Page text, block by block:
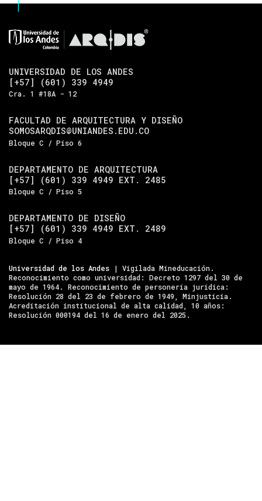
UNIVERSIDAD DE LOS ANDES
[+57] (601) 339 4949
Cra. 1 #18A - 12
FACULTAD DE ARQUITECTURA Y DISEÑO
SOMOSARQDIS@UNIANDES.EDU.CO
Bloque C / Piso 6
DEPARTAMENTO DE ARQUITECTURA
[+57] (601) 339 4949 EXT. 2485
Bloque C / Piso 5
DEPARTAMENTO DE DISEÑO
[+57] (601) 339 4949 EXT. 2489
Bloque C / Piso 4
Universidad de los Andes | Vigilada Mineducación.
Reconocimiento como universidad: Decreto 1297 del 30 de
mayo de 1964. Reconocimiento de personería jurídica:
Resolución 28 del 23 de febrero de 1949, Minjusticia.
Acreditación institucional de alta calidad, 10 años:
Resolución 000194 del 16 de enero del 2025.